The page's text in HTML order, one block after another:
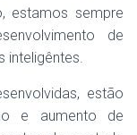
G
Ç
estamos sempre
de
inteligêntes.
estão
e aumento de